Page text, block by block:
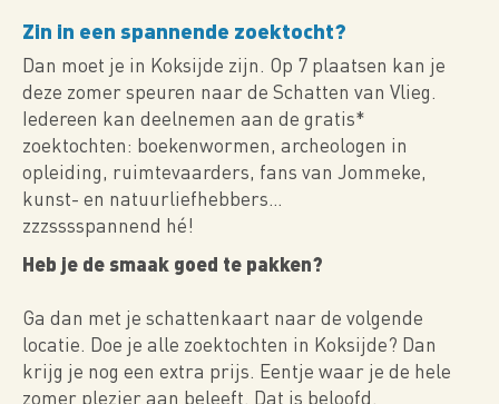
Zin in een spannende zoektocht?
Dan moet je in Koksijde zijn. Op 7 plaatsen kan je
deze zomer speuren naar de Schatten van Vlieg.
Iedereen kan deelnemen aan de gratis*
zoektochten: boekenwormen, archeologen in
opleiding, ruimtevaarders, fans van Jommeke,
kunst- en natuurliefhebbers…
zzzsssspannend hé!
Heb je de smaak goed te pakken?
Ga dan met je schattenkaart naar de volgende
locatie. Doe je alle zoektochten in Koksijde? Dan
krijg je nog een extra prijs. Eentje waar je de hele
zomer plezier aan beleeft. Dat is beloofd.